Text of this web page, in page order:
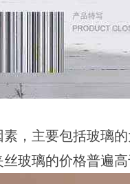
，主要包括玻璃
玻璃的价格普遍